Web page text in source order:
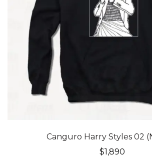
Canguro Harry Styles 02
$1,890